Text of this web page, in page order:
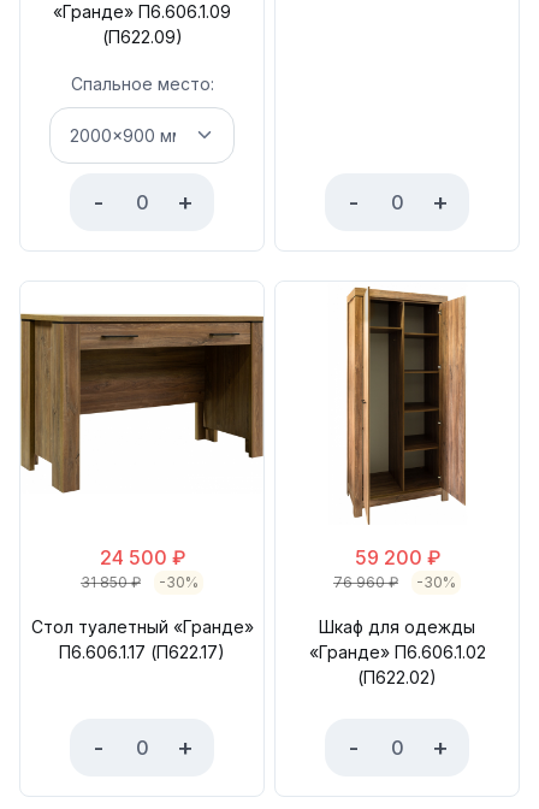
«Гранде» П6.606.1.09
(П622.09)
Спальное место:
- + - +
24 500 ₽
31 850₽ -30%
Стол туалетный «Гранде»
П6.606.1.17 (П622.17)
- +
59 200 ₽
76 960₽ -30%
Шкаф для одежды
«Гранде» П6.606.1.02
(П622.02)
- +